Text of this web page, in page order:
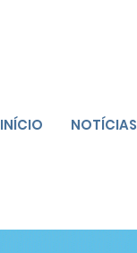
INÍCIO NOTÍCIAS